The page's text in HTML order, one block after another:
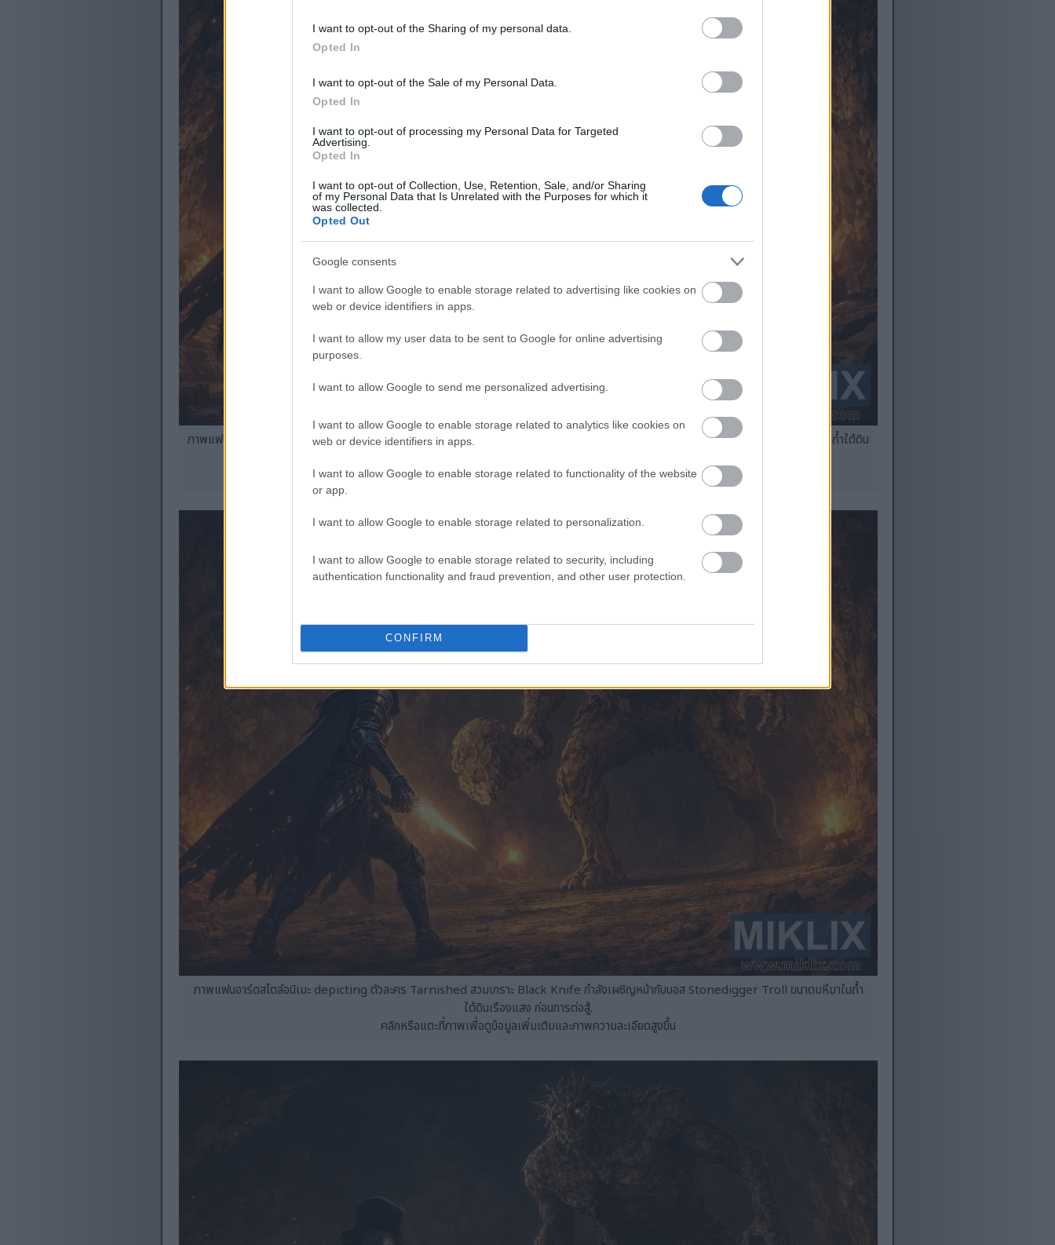
I want to opt-out of the Sharing of my personal data.
Opted In
I want to opt-out of the Sale of my Personal Data.
Opted In
I want to opt-out of processing my Personal Data for Targeted
Advertising.
Opted In
I want to opt-out of Collection, Use, Retention, Sale, and/or Sharing
of my Personal Data that Is Unrelated with the Purposes for which it
was collected.
Opted Out
Google consents
I want to allow Google to enable storage related to advertising like cookies on
web or device identifiers in apps.
I want to allow my user data to be sent to Google for online advertising
purposes.
I want to allow Google to send me personalized advertising.
I want to allow Google to enable storage related to analytics like cookies on
web or device identifiers in apps.
I want to allow Google to enable storage related to functionality of the website
or app.
I want to allow Google to enable storage related to personalization.
I want to allow Google to enable storage related to security, including
authentication functionality and fraud prevention, and other user protection.
CONFIRM
ภาพแฟนอาร์ตสไตล์อนิเมะ depicting ตัวละคร Tarnished สวมเกราะ Black Knife กำลังเผชิญหน้ากับ Stonedigger Troll ร่างยักษ์ภายในถ้ำใต้ดิน
คลิกหรือแตะที่ภาพเพื่อดูข้อมูลเพิ่มเติมและภาพความละเอียดสูงขึ้น
ภาพแฟนอาร์ตสไตล์อนิเมะ depicting ตัวละคร Tarnished สวมเกราะ Black Knife กำลังเผชิญหน้ากับบอส Stonedigger Troll ขนาดมหึมาในถ้ำ
ใต้ดินเรืองแสง ก่อนการต่อสู้.
คลิกหรือแตะที่ภาพเพื่อดูข้อมูลเพิ่มเติมและภาพความละเอียดสูงขึ้น